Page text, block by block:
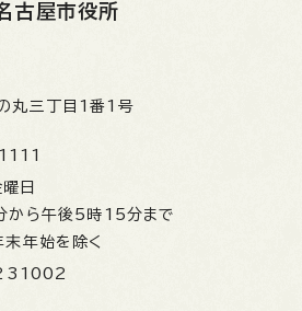
古屋市役所
丸三丁目1番1号
曜日
ら午後5時15分まで
末年始を除く